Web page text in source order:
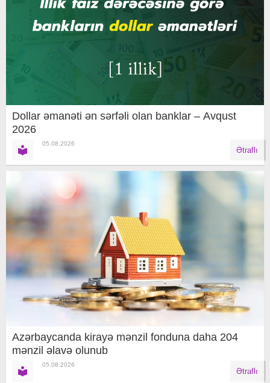
Dollar əmanəti ən sərfəli olan banklar – Avqust
2026
05.08.2026
Ətraflı
Azərbaycanda kirayə mənzil fonduna daha 204
mənzil əlavə olunub
05.08.2026
Ətraflı